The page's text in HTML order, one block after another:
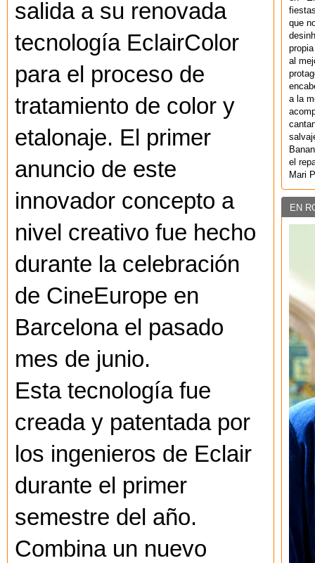
salida a su renovada
tecnología EclairColor
para el proceso de
tratamiento de color y
etalonaje. El primer
anuncio de este
innovador concepto a
nivel creativo fue hecho
durante la celebración
de CineEurope en
Barcelona el pasado
mes de junio.
Esta tecnología fue
creada y patentada por
los ingenieros de Eclair
durante el primer
semestre del año.
Combina un nuevo
que
al
a la
el
Mari
EN